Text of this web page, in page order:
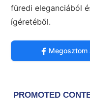
füredi eleganciából
ígéretéből.
Megosztom